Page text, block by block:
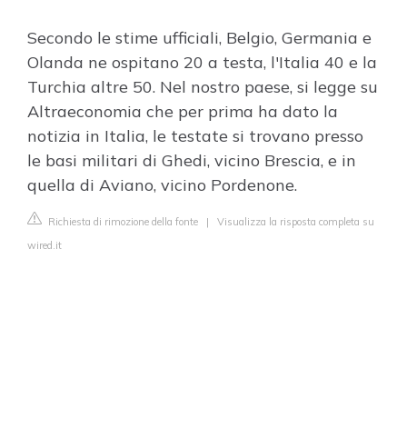
Secondo le stime ufficiali, Belgio, Germania e
Olanda ne ospitano 20 a testa, l'Italia 40 e la
Turchia altre 50. Nel nostro paese, si legge su
Altraeconomia che per prima ha dato la
notizia in Italia, le testate si trovano presso
le basi militari di Ghedi, vicino Brescia, e in
quella di Aviano, vicino Pordenone.
Richiesta di rimozione della fonte | Visualizza la risposta completa su
wired.it